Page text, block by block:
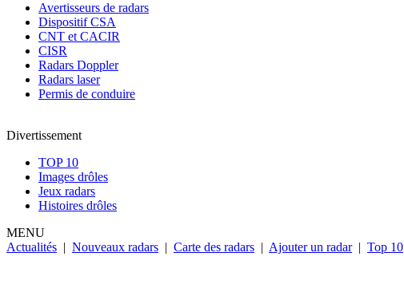
Avertisseurs de radars
Dispositif CSA
CNT et CACIR
CISR
Radars Doppler
Radars laser
Permis de conduire
Divertissement
TOP 10
Images drôles
Jeux radars
Histoires drôles
MENU
Actualités | Nouveaux radars | Carte des radars | Ajouter un radar | Top 10